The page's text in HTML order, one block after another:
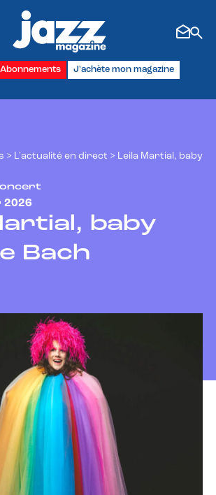
Abonnements J'achète mon magazine
> L'actualité en direct > Leila Martial, baby
2026
baby
Bach